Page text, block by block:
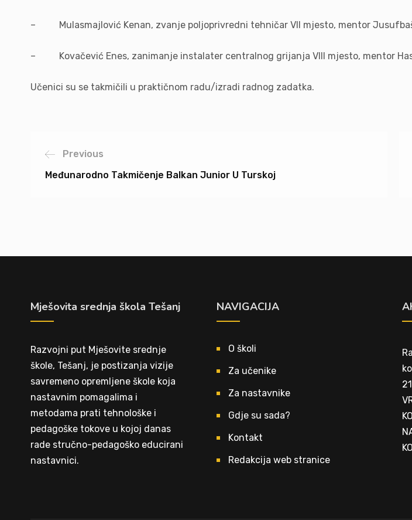
– Mulasmajlović Kenan, zvanje poljoprivredni tehničar VII mjesto, mentor
– Kovačević Enes, zanimanje instalater centralnog grijanja VIII mjesto, mentor
Učenici su se takmičili u praktičnom radu/izradi radnog zadatka.
Previous
Međunarodno Takmičenje Balkan Junior U Turskoj
Mješovita srednja škola Tešanj
Razvojni put Mješovite srednje
škole, Tešanj, je postizanja vizije
savremeno opremljene škole koja
nastavnim pomagalima i
metodama prati tehnološke i
pedagoške tokove u kojoj danas
rade stručno-pedagoško educirani
nastavnici.
NAVIGACIJA
O školi
Za učenike
Za nastavnike
Gdje su sada?
Kontakt
Redakcija web stranice